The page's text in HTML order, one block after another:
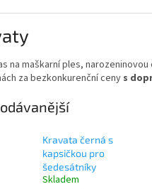
na maškarní ples,
za bezkonkurenční cenys
Kravata černá s
kapsičkou pro
šedesátníky
Skladem